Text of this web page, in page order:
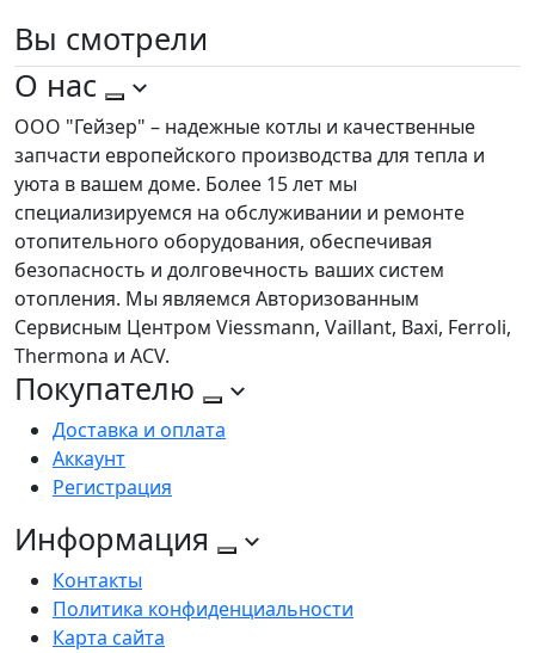
Вы смотрели
О нас
ООО "Гейзер" – надежные котлы и качественные
запчасти европейского производства для тепла и
уюта в вашем доме. Более 15 лет мы
специализируемся на обслуживании и ремонте
отопительного оборудования, обеспечивая
безопасность и долговечность ваших систем
отопления. Мы являемся Авторизованным
Сервисным Центром Viessmann, Vaillant, Baxi, Ferroli,
Thermona и ACV.
Покупателю
Доставка и оплата
Аккаунт
Регистрация
Информация
Контакты
Политика конфиденциальности
Карта сайта